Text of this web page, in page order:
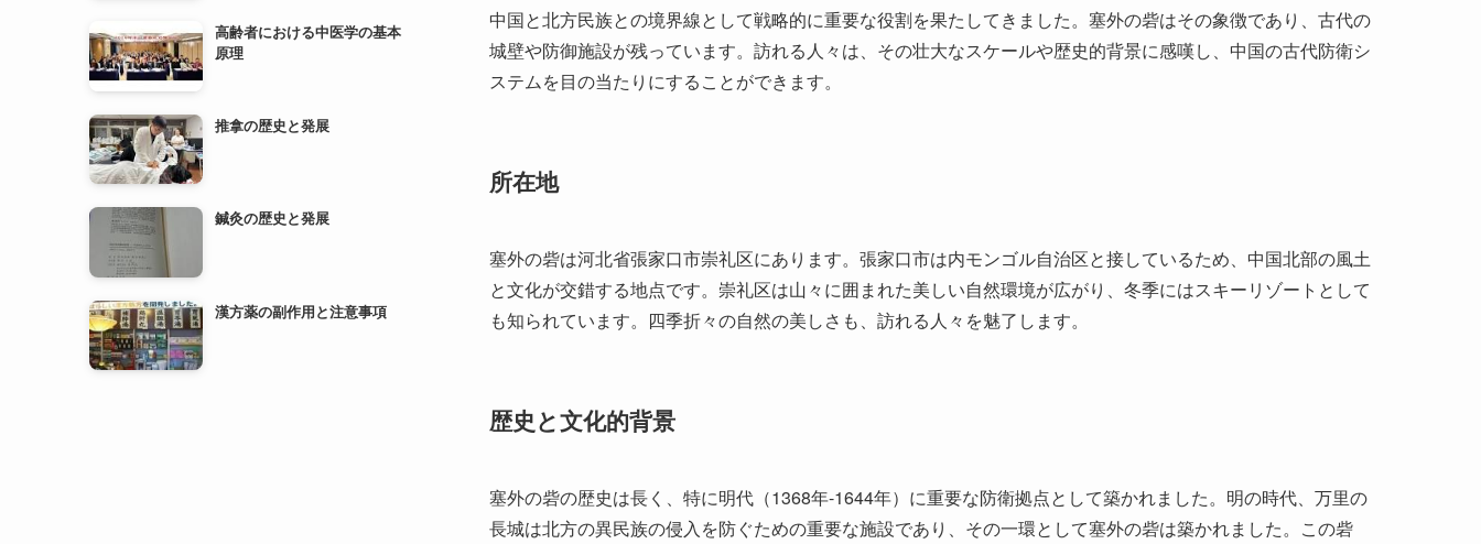
中国と北方民族との境界線として戦略的に重要な役割を果たしてきました。塞外の砦はその象徴であり、古代の
城壁や防御施設が残っています。訪れる人々は、その壮大なスケールや歴史的背景に感嘆し、中国の古代防衛シ
ステムを目の当たりにすることができます。
所在地
塞外の砦は河北省張家口市崇礼区にあります。張家口市は内モンゴル自治区と接しているため、中国北部の風土
と文化が交錯する地点です。崇礼区は山々に囲まれた美しい自然環境が広がり、冬季にはスキーリゾートとして
も知られています。四季折々の自然の美しさも、訪れる人々を魅了します。
歴史と文化的背景
塞外の砦の歴史は長く、特に明代（1368年-1644年）に重要な防衛拠点として築かれました。明の時代、万里の
長城は北方の異民族の侵入を防ぐための重要な施設であり、その一環として塞外の砦は築かれました。この砦
高齢者における中医学の基本
原理
推拿の歴史と発展
鍼灸の歴史と発展
漢方薬の副作用と注意事項